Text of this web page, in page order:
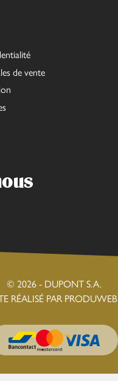
de vente
© 2026 - DUPONT S.A.
RÉALISÉ PAR PRODUWEB